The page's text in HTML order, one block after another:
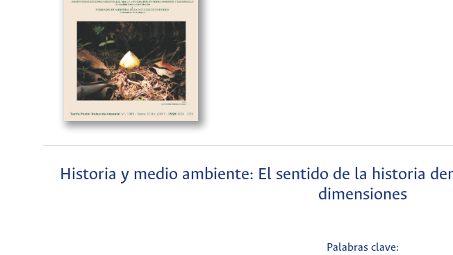
Historia y medio ambiente: El sentido de la historia
dimensiones
Palabras clave: